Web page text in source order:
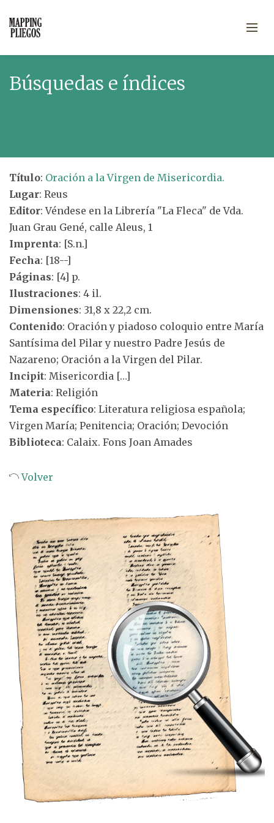
Búsquedas e índices
Título: Oración a la Virgen de Misericordia.
Lugar: Reus
Editor: Véndese en la Librería "La Fleca" de Vda.
Juan Grau Gené, calle Aleus, 1
Imprenta: [S.n.]
Fecha: [18--]
Páginas: [4] p.
Ilustraciones: 4 il.
Dimensiones: 31,8 x 22,2 cm.
Contenido: Oración y piadoso coloquio entre María
Santísima del Pilar y nuestro Padre Jesús de
Nazareno; Oración a la Virgen del Pilar.
Incipit: Misericordia […]
Materia: Religión
Tema específico: Literatura religiosa española;
Virgen María; Penitencia; Oración; Devoción
Biblioteca: Calaix. Fons Joan Amades
Volver